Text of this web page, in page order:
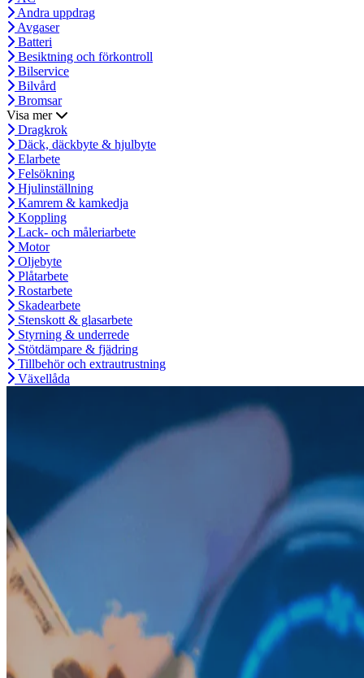
Andra uppdrag
Avgaser
Batteri
Besiktning och förkontroll
Bilservice
Bilvård
Bromsar
Visa mer
Dragkrok
Däck, däckbyte & hjulbyte
Elarbete
Felsökning
Hjulinställning
Kamrem & kamkedja
Koppling
Lack- och måleriarbete
Motor
Oljebyte
Plåtarbete
Rostarbete
Skadearbete
Stenskott & glasarbete
Styrning & underrede
Stötdämpare & fjädring
Tillbehör och extrautrustning
Växellåda